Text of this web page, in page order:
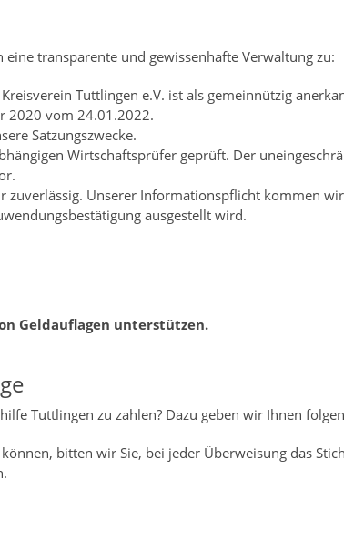
transparente und gewissenhafte Verwaltung zu:
Tuttlingen e.V. ist als gemeinnützig
2020 vom 24.01.2022.
Satzungszwecke.
Wirtschaftsprüfer geprüft. Der
zuverlässig. Unserer Informationspflicht kommen
ausgestellt wird.
Geldauflagen unterstützen.
Tuttlingen zu zahlen? Dazu geben wir Ihnen
bitten wir Sie, bei jeder Überweisung das